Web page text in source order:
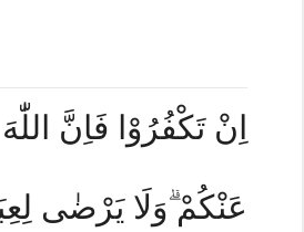
اِنْ تَكْفُرُوْا فَاِنَّ
عَنْكُمْ ۗوَلَا يَرْضٰى